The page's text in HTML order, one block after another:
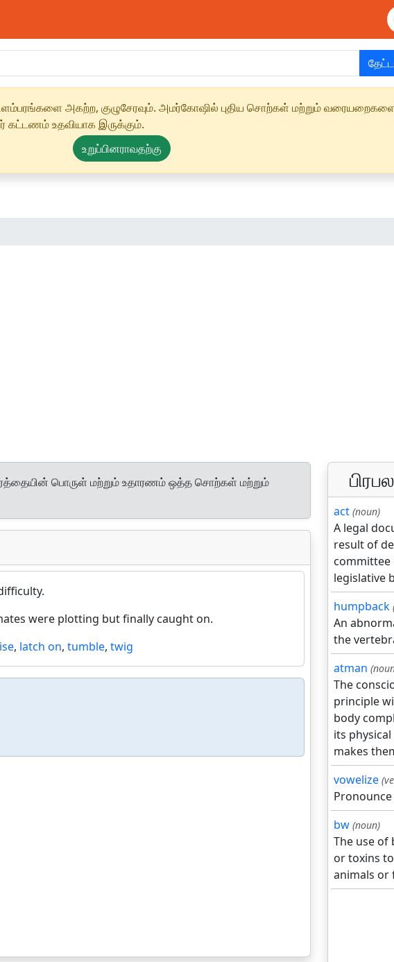
அகற்ற, குழுசேரவும். அமர்கோஷில் புதிய சொற்கள் மற்றும்
கட்டணம் உதவியாக இருக்கும்.
உறுப்பினராவதற்கு
பொருள் மற்றும் உதாரணம் ஒத்த சொற்கள் மற்றும்
were plotting but finally caught on.
, latch on, tumble, twig
act (noun)
A legal
result of
committee
legislative
humpback
An
the
atman
The
principle
body
its
makes
vowelize
Pronounce
bw (noun)
The use of
or toxins
animals or